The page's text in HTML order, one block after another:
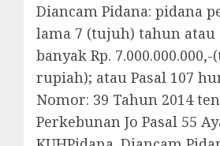
Diancam Pidana: pidana
lama 7 (tujuh) tahun atau
banyak Rp.
rupiah); atau Pasal 107
Nomor: 39 Tahun 2014
Perkebunan Jo Pasal 55